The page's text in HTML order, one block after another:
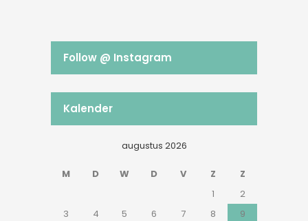
Follow @ Instagram
Kalender
augustus 2026
M D W D V Z Z
1
2
3
4 5 6 7 8
9